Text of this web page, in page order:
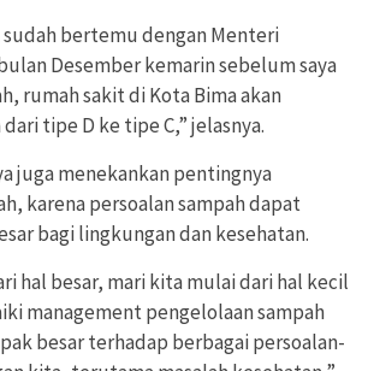
bertemu dengan Menteri
Desember kemarin sebelum saya
rumah sakit di Kota Bima akan
tipe D ke tipe C,” jelasnya.
juga menekankan pentingnya
karena persoalan sampah dapat
bagi lingkungan dan kesehatan.
hal besar, mari kita mulai dari hal kecil
management pengelolaan sampah
besar terhadap berbagai persoalan-